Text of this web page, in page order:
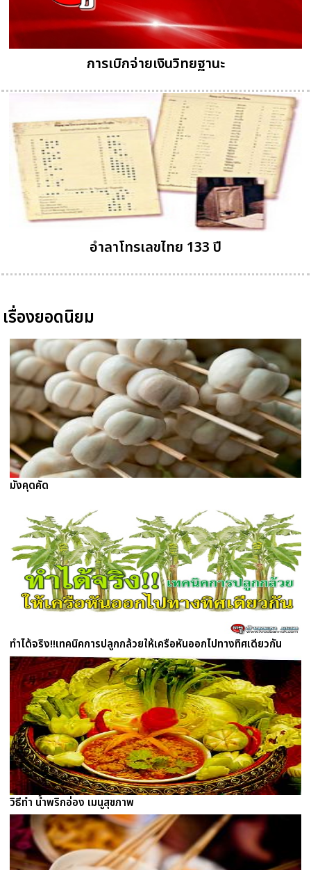
การเบิกจ่ายเงินวิทยฐานะ
อำลาโทรเลขไทย 133 ปี
เรื่องยอดนิยม
มังคุดคัด
ทำได้จริง!!เทคนิคการปลูกกล้วยให้เครือหันออกไปทางทิศเดียวกัน
วิธีทำ น้ำพริกอ่อง เมนูสุขภาพ